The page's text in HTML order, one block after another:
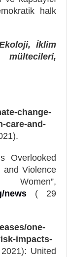
halk
İklim
change-
care-and-
Overlooked
and Violence
news ( 29
one-
impacts-
United